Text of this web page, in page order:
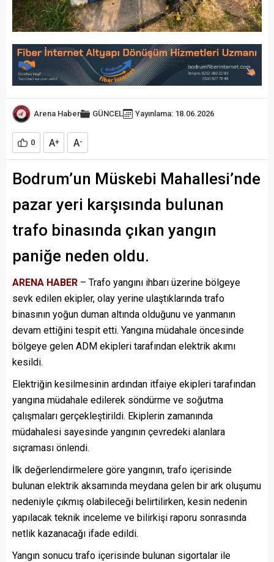
Arena Haber GÜNCEL Yayınlama: 18.06.2026
0 A+ A-
Bodrum’un Müskebi Mahallesi’nde
pazar yeri karşısında bulunan
trafo binasında çıkan yangın
paniğe neden oldu.
ARENA HABER – Trafo yangını ihbarı üzerine bölgeye
sevk edilen ekipler, olay yerine ulaştıklarında trafo
binasının yoğun duman altında olduğunu ve yanmanın
devam ettiğini tespit etti. Yangına müdahale öncesinde
bölgeye gelen ADM ekipleri tarafından elektrik akımı
kesildi.
Elektriğin kesilmesinin ardından itfaiye ekipleri tarafından
yangına müdahale edilerek söndürme ve soğutma
çalışmaları gerçekleştirildi. Ekiplerin zamanında
müdahalesi sayesinde yangının çevredeki alanlara
sıçraması önlendi.
İlk değerlendirmelere göre yangının, trafo içerisinde
bulunan elektrik aksamında meydana gelen bir ark oluşumu
nedeniyle çıkmış olabileceği belirtilirken, kesin nedenin
yapılacak teknik inceleme ve bilirkişi raporu sonrasında
netlik kazanacağı ifade edildi.
Yangın sonucu trafo içerisinde bulunan sigortalar ile